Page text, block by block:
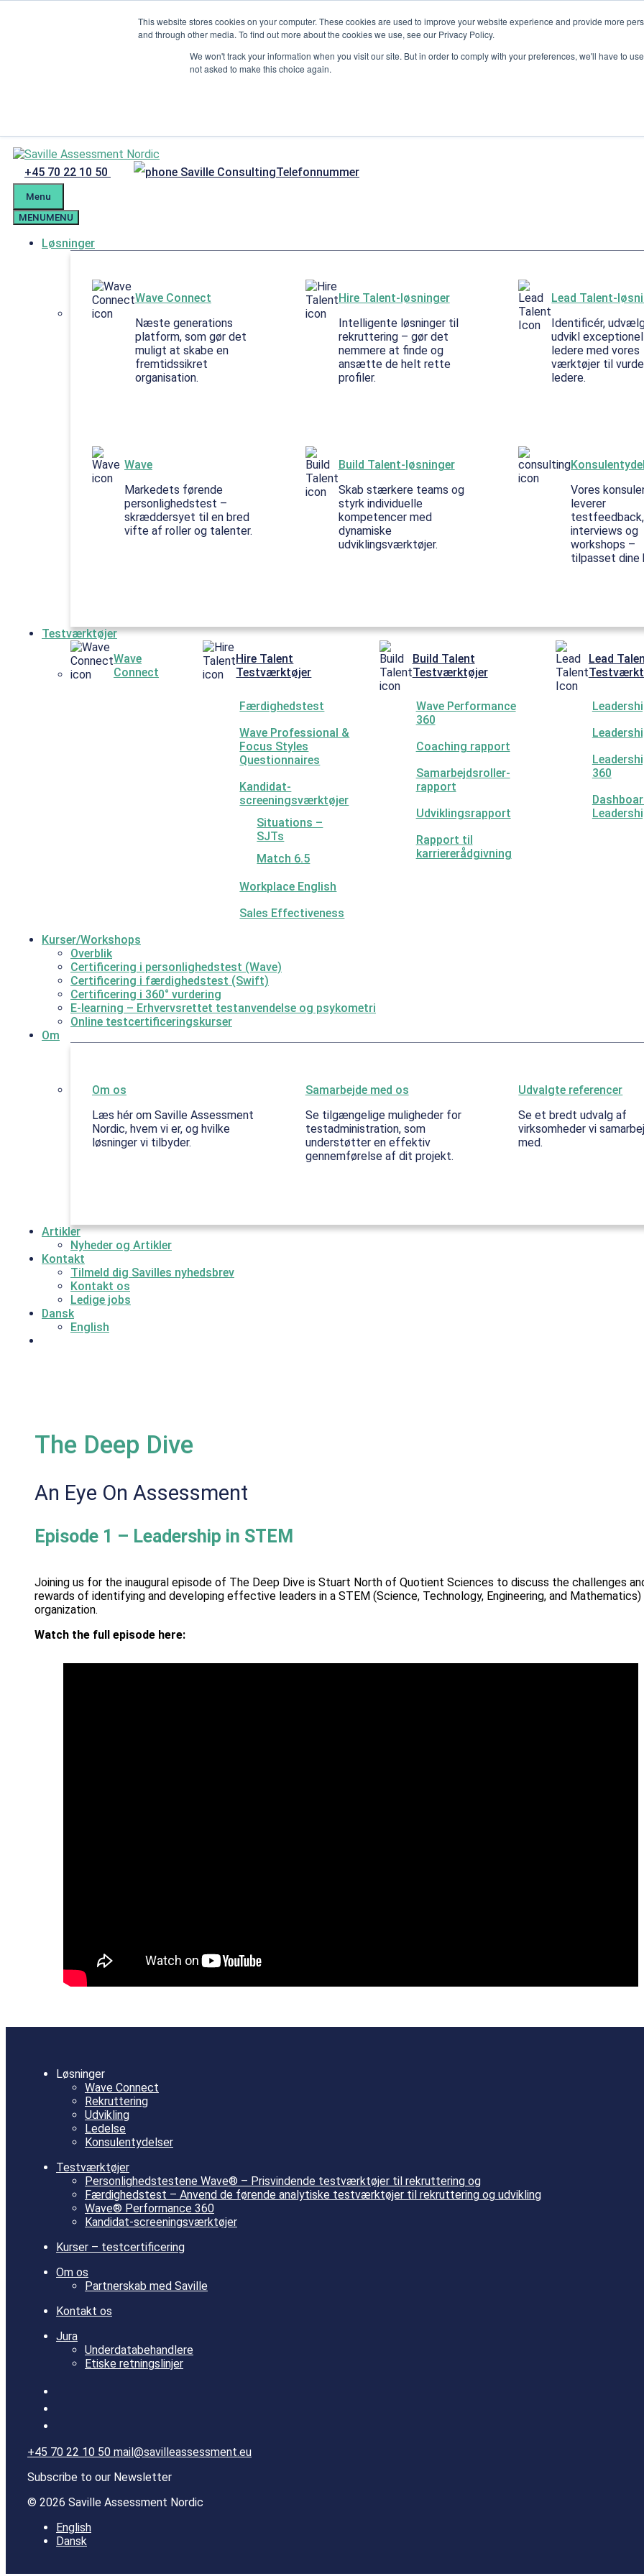
This website stores cookies on your computer. These cookies are used to improve your website experience and provide more
and through other media. To find out more about the cookies we use, see our Privacy Policy.
We won't track your information when you visit our site. But in order to comply with your preferences, we'll have to
not asked to make this choice again.
+45 70 22 10 50 Telefonnummer
Menu
MENUMENU
Løsninger
Wave Connect
Næste generations
platform, som gør det
muligt at skabe en
fremtidssikret
organisation.
Hire Talent-løsninger
Intelligente løsninger til
rekruttering – gør det
nemmere at finde og
ansætte de helt rette
profiler.
Lead Talent-
Identificér,
udvikl
ledere med vores
værktøjer til
ledere.
Wave
Markedets førende
personlighedstest –
skræddersyet til en bred
vifte af roller og talenter.
Build Talent-løsninger
Skab stærkere teams og
styrk individuelle
kompetencer med
dynamiske
udviklingsværktøjer.
Vores
leverer
testfeedback,
interviews og
workshops –
tilpasset dine
Testværktøjer
Wave
Connect
Hire Talent
Testværktøjer
Færdighedstest
Wave Professional &
Focus Styles
Questionnaires
Kandidat-
screeningsværktøjer
Situations –
SJTs
Match 6.5
Workplace English
Sales Effectiveness
Build Talent
Testværktøjer
Wave Performance
360
Coaching rapport
Samarbejdsroller-
rapport
Udviklingsrapport
Rapport til
karriererådgivning
Lead
360
Kurser/Workshops
Overblik
Certificering i personlighedstest (Wave)
Certificering i færdighedstest (Swift)
Certificering i 360° vurdering
E-learning – Erhvervsrettet testanvendelse og psykometri
Online testcertificeringskurser
Om
Om os
Læs hér om Saville Assessment
Nordic, hvem vi er, og hvilke
løsninger vi tilbyder.
Samarbejde med os
Se tilgængelige muligheder for
testadministration, som
understøtter en effektiv
gennemførelse af dit projekt.
Udvalgte referencer
Se et bredt udvalg af
virksomheder vi
med.
Artikler
Nyheder og Artikler
Kontakt
Tilmeld dig Savilles nyhedsbrev
Kontakt os
Ledige jobs
Dansk
English
The Deep Dive
An Eye On Assessment
Episode 1 – Leadership in STEM
Joining us for the inaugural episode of The Deep Dive is Stuart North of Quotient Sciences to discuss the challenges
rewards of identifying and developing effective leaders in a STEM (Science, Technology, Engineering, and Mathematics)
organization.
Watch the full episode here:
Løsninger
Wave Connect
Rekruttering
Udvikling
Ledelse
Konsulentydelser
Testværktøjer
Personlighedstestene Wave® – Prisvindende testværktøjer til rekruttering og
Færdighedstest – Anvend de førende analytiske testværktøjer til rekruttering og udvikling
Wave® Performance 360
Kandidat-screeningsværktøjer
Kurser – testcertificering
Om os
Partnerskab med Saville
Kontakt os
Jura
Underdatabehandlere
Etiske retningslinjer
+45 70 22 10 50 mail@savilleassessment.eu
Subscribe to our Newsletter
© 2026 Saville Assessment Nordic
English
Dansk